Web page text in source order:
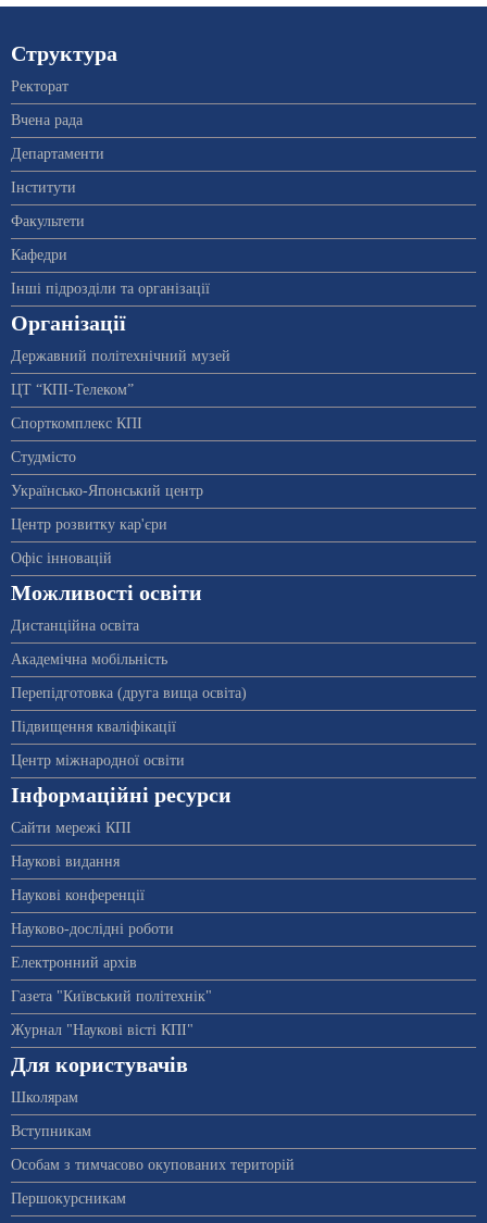
Структура
Ректорат
Вчена рада
Департаменти
Інститути
Факультети
Кафедри
Інші підрозділи та організації
Організації
Державний політехнічний музей
ЦТ “КПІ-Телеком”
Спорткомплекс КПІ
Студмісто
Українсько-Японський центр
Центр розвитку кар'єри
Офіс інновацій
Можливості освіти
Дистанційна освіта
Академічна мобільність
Перепідготовка (друга вища освіта)
Підвищення кваліфікації
Центр міжнародної освіти
Інформаційні ресурси
Сайти мережі КПІ
Наукові видання
Наукові конференції
Науково-дослідні роботи
Електронний архів
Газета "Київський політехнік"
Журнал "Наукові вісті КПІ"
Для користувачів
Школярам
Вступникам
Особам з тимчасово окупованих територій
Першокурсникам